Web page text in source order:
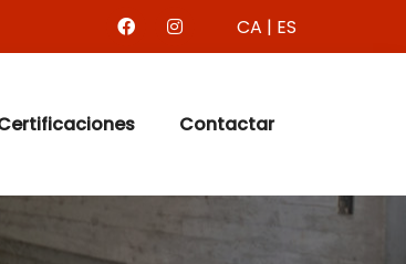
CA | ES
Contactar